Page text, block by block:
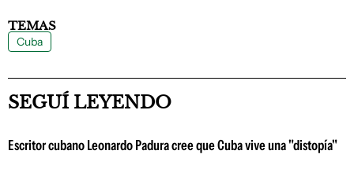
TEMAS
Cuba
SEGUÍ LEYENDO
Escritor cubano Leonardo Padura cree que Cuba vive una "distopía"